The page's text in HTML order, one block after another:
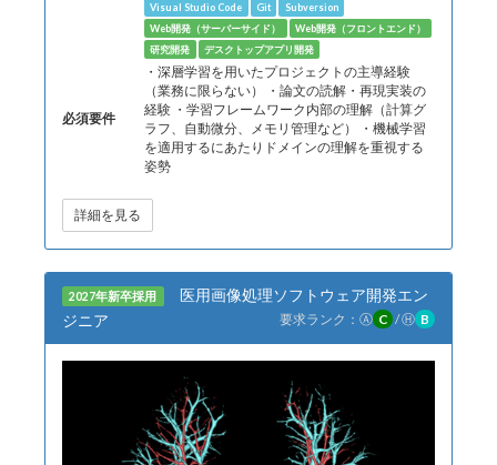
Visual Studio Code
Git
Subversion
Web開発（サーバーサイド）
Web開発（フロントエンド）
研究開発
デスクトップアプリ開発
必須要件
・深層学習を用いたプロジェクトの主導経験
（業務に限らない） ・論文の読解・再現実装の
経験 ・学習フレームワーク内部の理解（計算グ
ラフ、自動微分、メモリ管理など） ・機械学習
を適用するにあたりドメインの理解を重視する
姿勢
詳細を見る
2027年新卒採用
医用画像処理ソフトウェア開発エン
ジニア
要求ランク： Ⓐ C /Ⓗ B